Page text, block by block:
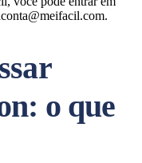
.
o que